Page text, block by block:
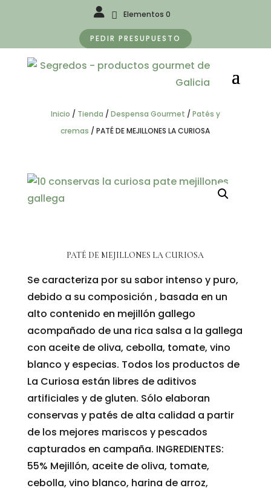
Elementos 0
PEDIR PRESUPUESTO
Inicio / Tienda / Despensa Gourmet / Patés y
cremas /PATÉ DE MEJILLONES LA CURIOSA
PATÉ DE MEJILLONES LA CURIOSA
Se caracteriza por su sabor intenso y puro,
debido a su composición , basada en un
alto contenido en mejillón gallego
acompañado de una rica salsa a la gallega
con aceite de oliva, cebolla, tomate, vino
blanco y especias. Todos los productos de
La Curiosa están libres de aditivos
artificiales y de gluten. Sólo elaboran
conservas y patés de alta calidad a partir
de los mejores mariscos y pescados
capturados en campaña. INGREDIENTES:
55% Mejillón, aceite de oliva, tomate,
cebolla, vino blanco, harina de arroz,